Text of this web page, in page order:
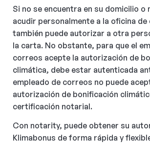
Si no se encuentra en su domicilio o
acudir personalmente a la oficina
también puede autorizar a otra
la carta. No obstante, para que el
correos acepte la autorización de
climática, debe estar autenticada
empleado de correos no puede
autorización de bonificación
certificación notarial.
Con notarity, puede obtener su
Klimabonus de forma rápida y